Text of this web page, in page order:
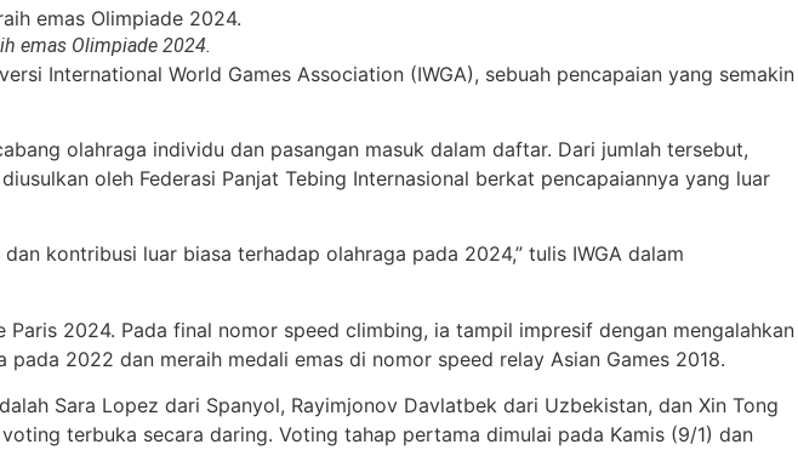
emas Olimpiade 2024.
International World Games Association (IWGA), sebuah pencapaian yang semakin
olahraga individu dan pasangan masuk dalam daftar. Dari jumlah tersebut,
oleh Federasi Panjat Tebing Internasional berkat pencapaiannya yang luar
kontribusi luar biasa terhadap olahraga pada 2024,” tulis IWGA dalam
2024. Pada final nomor speed climbing, ia tampil impresif dengan mengalahkan
2022 dan meraih medali emas di nomor speed relay Asian Games 2018.
Sara Lopez dari Spanyol, Rayimjonov Davlatbek dari Uzbekistan, dan Xin Tong
terbuka secara daring. Voting tahap pertama dimulai pada Kamis (9/1) dan